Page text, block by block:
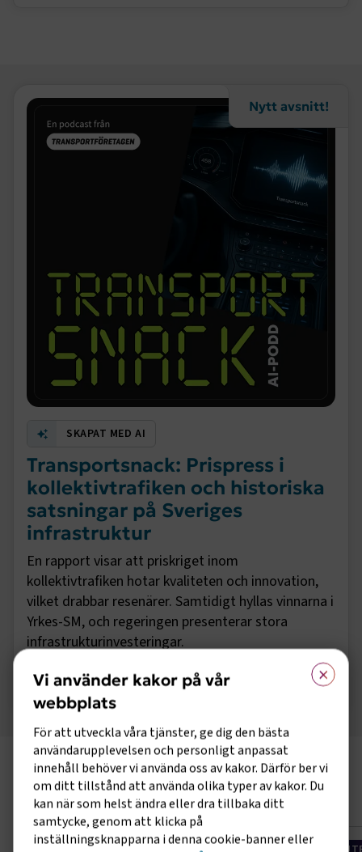
SKAPAT MED AI
Transportsnack: Prispress i
kollektivtrafiken och historiska
satsningar på Sveriges
infrastruktur
En rapport visar att priskriget inom
kollektivtrafiken hotar kvaliteten och innovation,
vilket drabbar resenärer. Samtidigt hyllas vinnarna i
Yrkes-SM, och regeringen presenterar stora
infrastrukturinvesteringar.
00:00
Nytt avsnitt!
Utbildningar och event
Till alla utbildningar och event
×
Vi använder kakor på vår
webbplats
För att utveckla våra tjänster, ge dig den bästa
användarupplevelsen och personligt anpassat
innehåll behöver vi använda oss av kakor. Därför ber vi
om ditt tillstånd att använda olika typer av kakor. Du
kan när som helst ändra eller dra tillbaka ditt
samtycke, genom att klicka på
inställningsknapparna i denna cookie-banner eller